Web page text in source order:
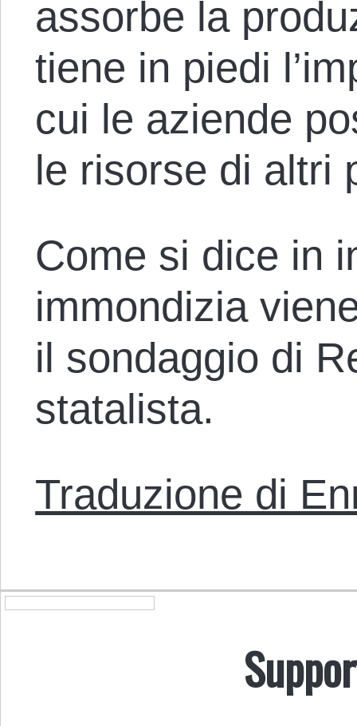
assorbe la
tiene in piedi
cui le aziende
le risorse di altri
Come si dice in
immondizia
il sondaggio di
statalista.
Traduzione di